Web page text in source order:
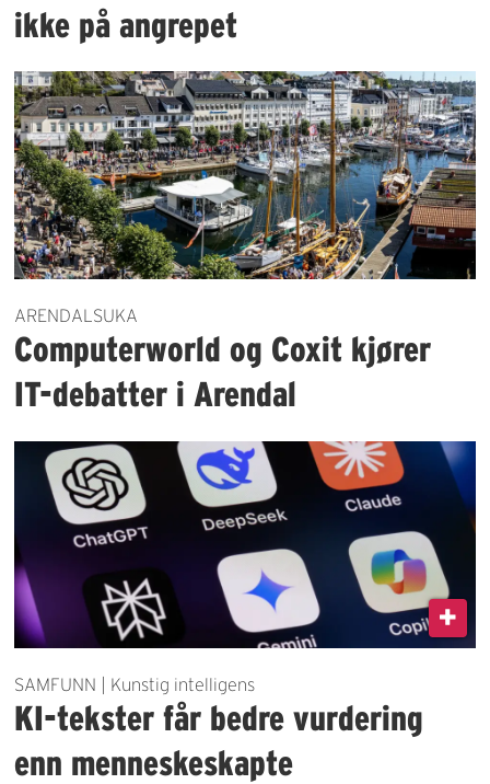
ikke på angrepet
ARENDALSUKA
Computerworld og Coxit kjører
IT-debatter i Arendal
SAMFUNN | Kunstig intelligens
KI-tekster får bedre vurdering
enn menneskeskapte